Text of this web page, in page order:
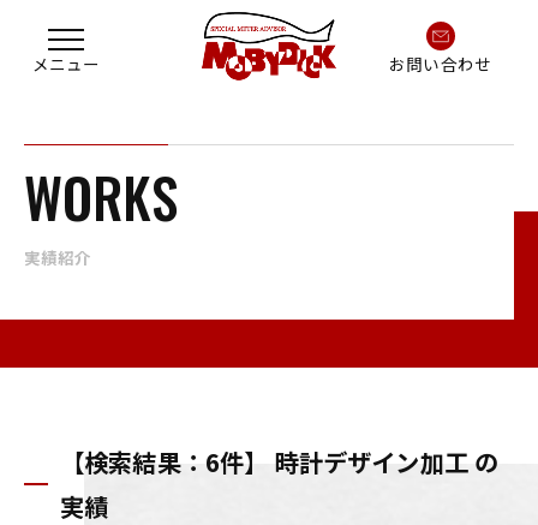
お問い合わせ
WORKS
実績紹介
【検索結果：6件】 時計デザイン加工 の
実績